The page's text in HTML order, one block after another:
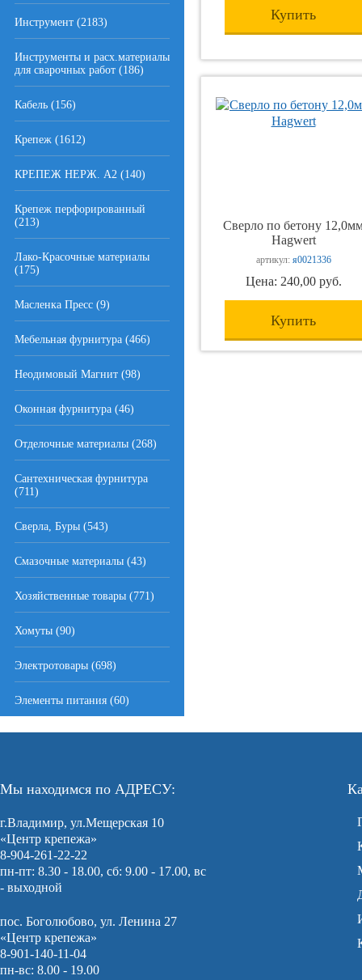
Инструмент (2183)
Инструменты и расх.материалы
для сварочных работ (186)
Кабель (156)
Крепеж (1612)
КРЕПЕЖ НЕРЖ. А2 (140)
Крепеж перфорированный
(213)
Лако-Красочные материалы
(175)
Масленка Пресс (9)
Мебельная фурнитура (466)
Неодимовый Магнит (98)
Оконная фурнитура (46)
Отделочные материалы (268)
Сантехническая фурнитура
(711)
Сверла, Буры (543)
Смазочные материалы (43)
Хозяйственные товары (771)
Хомуты (90)
Электротовары (698)
Элементы питания (60)
Купить
Сверло по бетону
Hagwert
артикул: я0021336
Цена: 240,00 руб.
Купить
Мы находимся по АДРЕСУ:
г.Владимир, ул.Мещерская 10
«Центр крепежа»
8-904-261-22-22
пн-пт: 8.30 - 18.00, сб: 9.00 - 17.00, вс
- выходной
пос. Боголюбово, ул. Ленина 27
«Центр крепежа»
8-901-140-11-04
пн-вс: 8.00 - 19.00